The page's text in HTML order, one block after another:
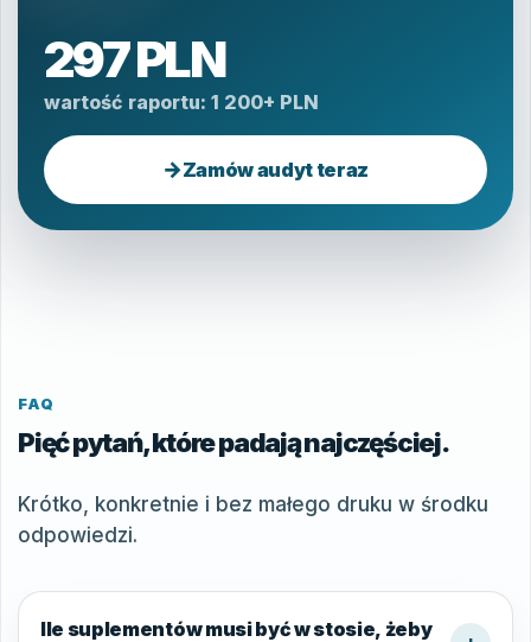
297 PLN
wartość raportu: 1 200+ PLN
→Zamów audyt teraz
FAQ
Pięć pytań, które padają najczęściej.
Krótko, konkretnie i bez małego druku w środku
odpowiedzi.
Ile suplementów musi być w stosie, żeby